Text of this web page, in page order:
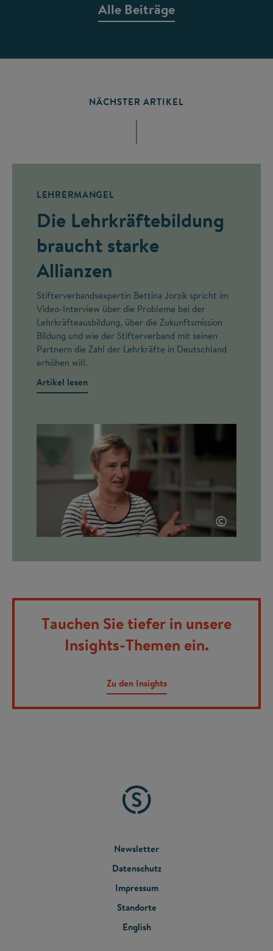
Alle Beiträge
NÄCHSTER ARTIKEL
LEHRERMANGEL
Die Lehrkräftebildung
braucht starke
Allianzen
Stifterverbandsexpertin Bettina Jorzik spricht im
Video-Interview über die Probleme bei der
Lehrkräfteausbildung, über die Zukunftsmission
Bildung und wie der Stifterverband mit seinen
Partnern die Zahl der Lehrkräfte in Deutschland
erhöhen will.
Artikel lesen
©
Tauchen Sie tiefer in unsere
Insights-Themen ein.
Zu den Insights
FOOTER
MENU
Newsletter
Datenschutz
Impressum
Standorte
English